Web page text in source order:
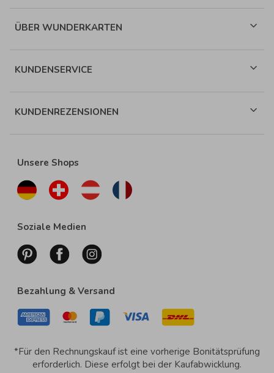
ÜBER WUNDERKARTEN
KUNDENSERVICE
KUNDENREZENSIONEN
Unsere Shops
Soziale Medien
Bezahlung & Versand
*Für den Rechnungskauf ist eine vorherige Bonitätsprüfung
erforderlich. Diese erfolgt bei der Kaufabwicklung.